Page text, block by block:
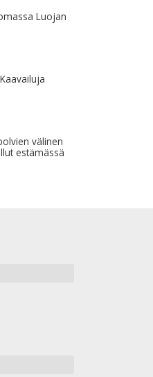
Luojan
Kaavailuja
välinen
estämässä